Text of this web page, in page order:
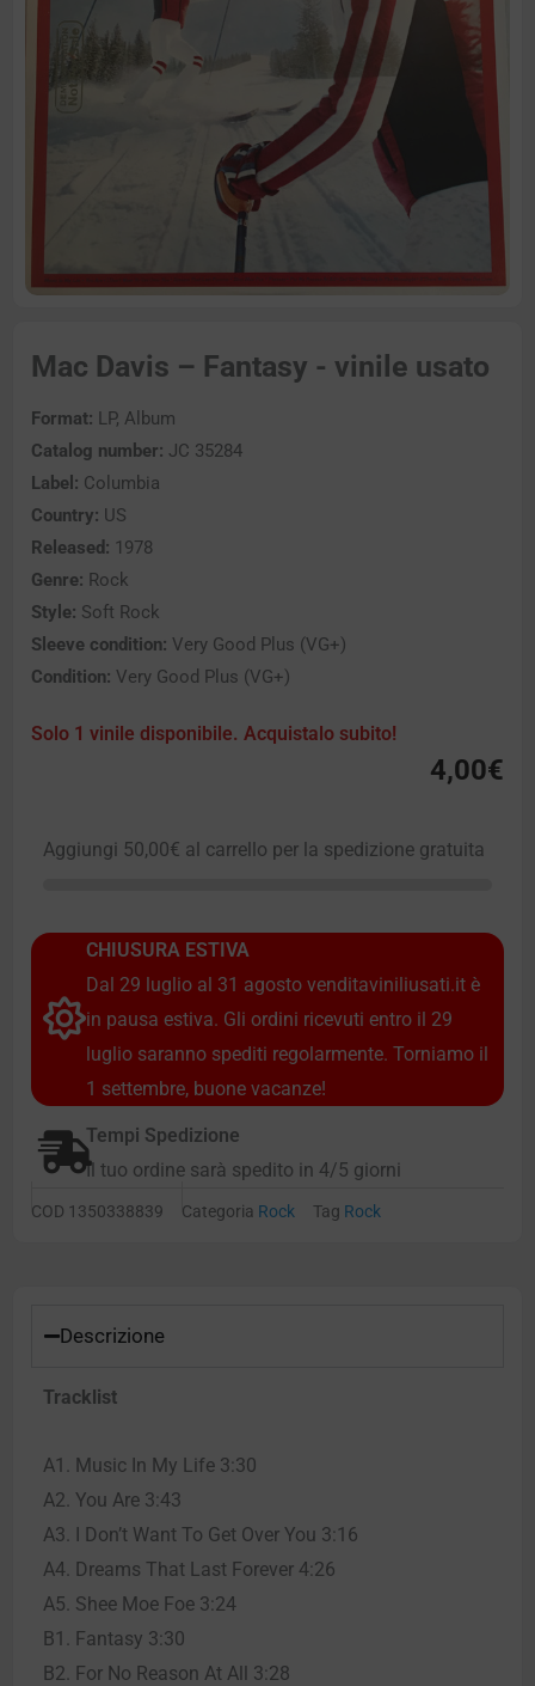
Mac Davis – Fantasy - vinile usato
Format: LP, Album
Catalog number: JC 35284
Label: Columbia
Country: US
Released: 1978
Genre: Rock
Style: Soft Rock
Sleeve condition: Very Good Plus (VG+)
Condition: Very Good Plus (VG+)
Solo 1 vinile disponibile. Acquistalo subito!
4,00€
Aggiungi 50,00€ al carrello per la spedizione gratuita
CHIUSURA ESTIVA
Dal 29 luglio al 31 agosto venditaviniliusati.it è
in pausa estiva. Gli ordini ricevuti entro il 29
luglio saranno spediti regolarmente. Torniamo il
1 settembre, buone vacanze!
Tempi Spedizione
Il tuo ordine sarà spedito in 4/5 giorni
COD 1350338839 Categoria Rock Tag Rock
Descrizione
Tracklist
A1. Music In My Life 3:30
A2. You Are 3:43
A3. I Don’t Want To Get Over You 3:16
A4. Dreams That Last Forever 4:26
A5. Shee Moe Foe 3:24
B1. Fantasy 3:30
B2. For No Reason At All 3:28